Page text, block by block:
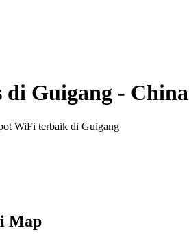
di Guigang - China
WiFi terbaik di Guigang
Map